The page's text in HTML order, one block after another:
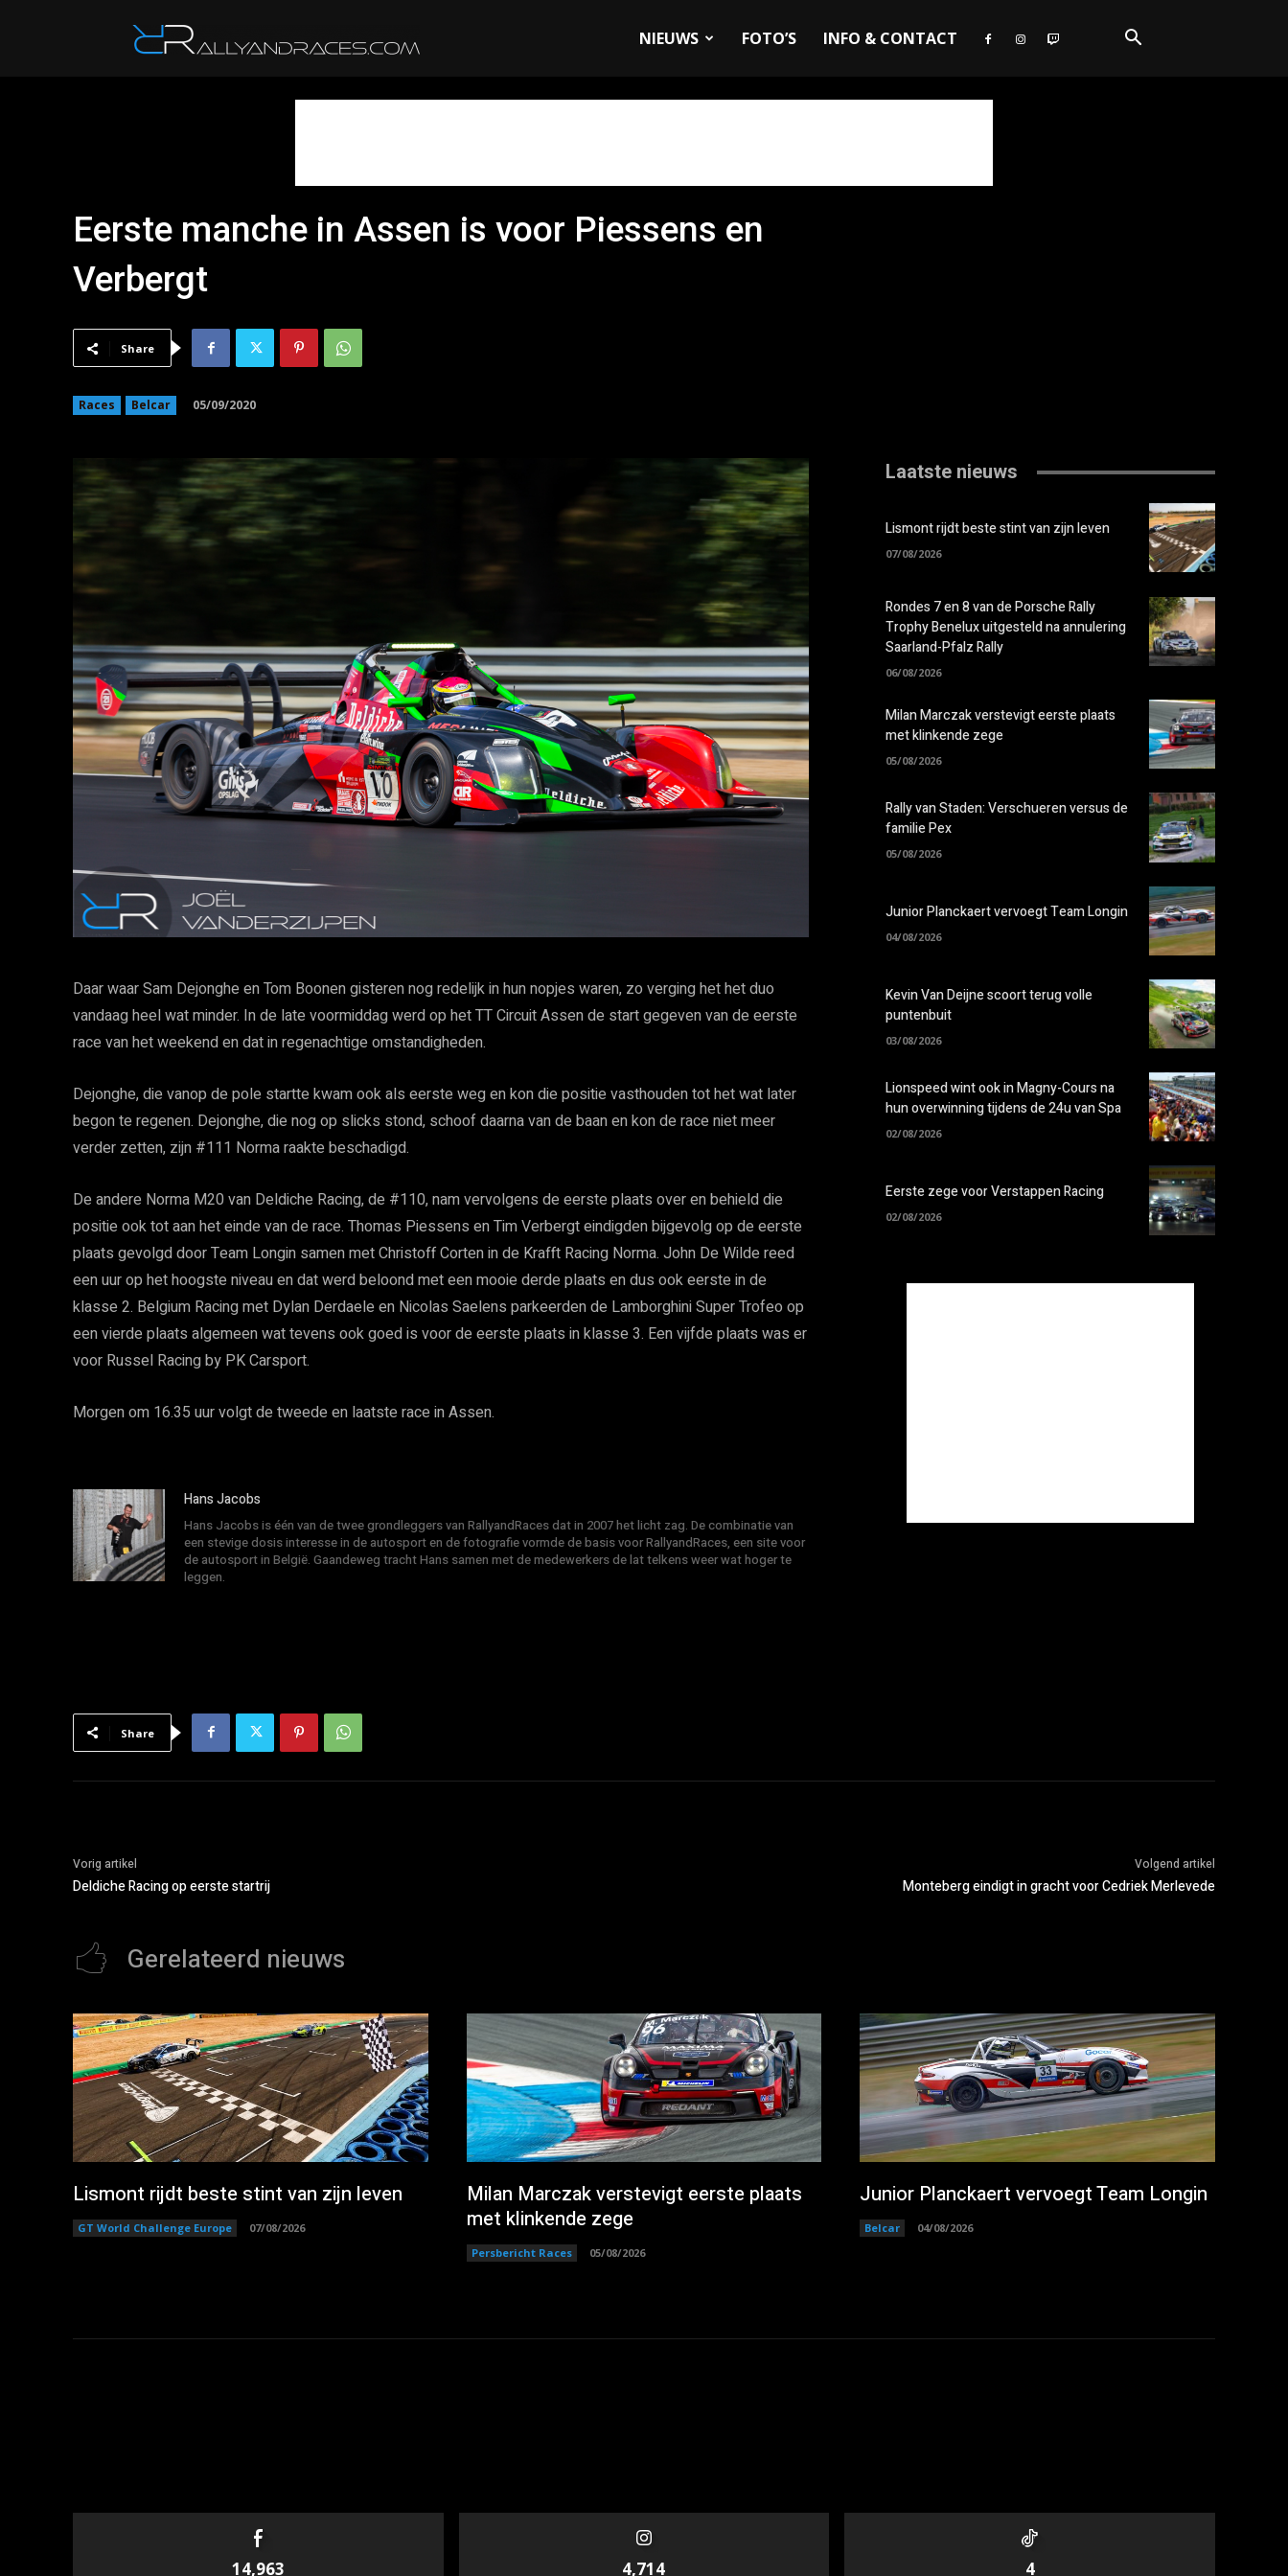
NIEUWS FOTO’S INFO & CONTACT
Eerste manche in Assen is voor Piessens en
Verbergt
Share
Races Belcar 05/09/2020
Daar waar Sam Dejonghe en Tom Boonen gisteren nog redelijk in hun nopjes waren, zo verging het het duo
vandaag heel wat minder. In de late voormiddag werd op het TT Circuit Assen de start gegeven van de eerste
race van het weekend en dat in regenachtige omstandigheden.
Dejonghe, die vanop de pole startte kwam ook als eerste weg en kon die positie vasthouden tot het wat later
begon te regenen. Dejonghe, die nog op slicks stond, schoof daarna van de baan en kon de race niet meer
verder zetten, zijn #111 Norma raakte beschadigd.
De andere Norma M20 van Deldiche Racing, de #110, nam vervolgens de eerste plaats over en behield die
positie ook tot aan het einde van de race. Thomas Piessens en Tim Verbergt eindigden bijgevolg op de eerste
plaats gevolgd door Team Longin samen met Christoff Corten in de Krafft Racing Norma. John De Wilde reed
een uur op het hoogste niveau en dat werd beloond met een mooie derde plaats en dus ook eerste in de
klasse 2. Belgium Racing met Dylan Derdaele en Nicolas Saelens parkeerden de Lamborghini Super Trofeo op
een vierde plaats algemeen wat tevens ook goed is voor de eerste plaats in klasse 3. Een vijfde plaats was er
voor Russel Racing by PK Carsport.
Morgen om 16.35 uur volgt de tweede en laatste race in Assen.
Hans Jacobs
Hans Jacobs is één van de twee grondleggers van RallyandRaces dat in 2007 het licht zag. De combinatie van
een stevige dosis interesse in de autosport en de fotografie vormde de basis voor RallyandRaces, een site voor
de autosport in België. Gaandeweg tracht Hans samen met de medewerkers de lat telkens weer wat hoger te
leggen.
Laatste nieuws
Lismont rijdt beste stint van zijn leven
07/08/2026
Rondes 7 en 8 van de Porsche Rally
Trophy Benelux uitgesteld na annulering
Saarland-Pfalz Rally
06/08/2026
Milan Marczak verstevigt eerste plaats
met klinkende zege
05/08/2026
Rally van Staden: Verschueren versus de
familie Pex
05/08/2026
Junior Planckaert vervoegt Team Longin
04/08/2026
Kevin Van Deijne scoort terug volle
puntenbuit
03/08/2026
Lionspeed wint ook in Magny-Cours na
hun overwinning tijdens de 24u van Spa
02/08/2026
Eerste zege voor Verstappen Racing
02/08/2026
Share
Vorig artikel
Deldiche Racing op eerste startrij
Volgend artikel
Monteberg eindigt in gracht voor Cedriek Merlevede
Gerelateerd nieuws
Lismont rijdt beste stint van zijn leven
GT World Challenge Europe 07/08/2026
Milan Marczak verstevigt eerste plaats
met klinkende zege
Persbericht Races 05/08/2026
Junior Planckaert vervoegt Team Longin
Belcar 04/08/2026
14,963 4,714 4